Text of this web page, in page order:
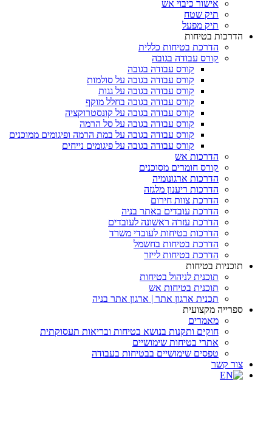
אישור כיבוי אש
תיק שטח
תיק מפעל
הדרכות בטיחות
הדרכת בטיחות כללית
קורס עבודה בגובה
קורס עבודה בגובה
קורס עבודה בגובה על סולמות
קורס עבודה בגובה על גגות
קורס עבודה בגובה בחלל מוקף
קורס עבודה בגובה על קונסטרוקציה
קורס עבודה בגובה על סל הרמה
קורס עבודה בגובה על במת הרמה ופיגומים ממוכנים
קורס עבודה בגובה על פיגומים נייחים
הדרכות אש
קורס חומרים מסוכנים
הדרכות ארגונומיה
הדרכות ריענון מלגזה
הדרכת צוות חירום
הדרכת עובדים באתר בניה
הדרכת עזרה ראשונה לעובדים
הדרכות בטיחות לעובדי משרד
הדרכת בטיחות בחשמל
הדרכת בטיחות לייזר
תוכניות בטיחות
תוכנית לניהול בטיחות
תוכנית בטיחות אש
תכנית ארגון אתר | ארגון אתר בניה
ספרייה מקצועית
מאמרים
חוקים ותקנות בנושא בטיחות ובריאות תעסוקתית
אתרי בטיחות שימושיים
טפסים שימושיים בבטיחות בעבודה
צור קשר